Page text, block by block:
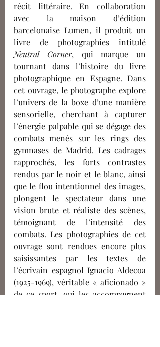
récit littéraire. En collaboration
avec la maison d’édition
barcelonaise Lumen, il produit un
Neutral Corner, qui marque un
tournant dans l’histoire du livre
photographique en Espagne. Dans
cet ouvrage, le photographe explore
l’univers de la boxe d’une manière
sensorielle, cherchant à capturer
l’énergie palpable qui se dégage des
combats menés sur les rings des
gymnases de Madrid. Les cadrages
rapprochés, les forts contrastes
rendus par le noir et le blanc, ainsi
que le flou intentionnel des images,
plongent le spectateur dans une
vision brute et réaliste des scènes,
témoignant de l’intensité des
combats. Les photographies de cet
ouvrage sont rendues encore plus
saisissantes par les textes de
l’écrivain espagnol Ignacio Aldecoa
(1925-1969), véritable « aficionado »
de ce sport, qui les accompagnent